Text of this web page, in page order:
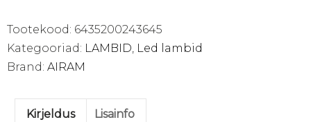
lm
klaar
Tootekood: 6435200243645
Kategooriad: LAMBID, Led lambid
Brand: AIRAM
Kirjeldus Lisainfo